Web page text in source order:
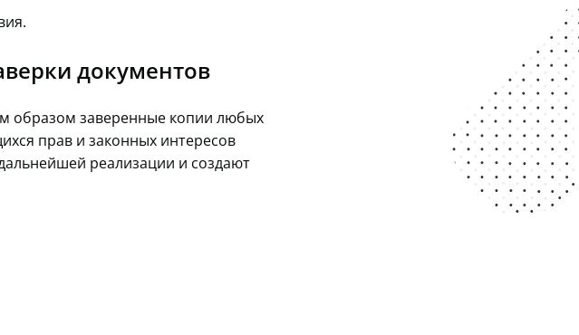
документов
образом заверенные копии любых
прав и законных интересов
реализации и создают